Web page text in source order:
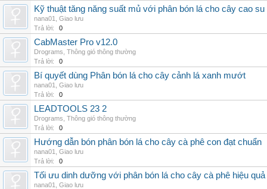
Kỹ thuật tăng năng suất mủ với phân bón lá cho cây cao su
nana01
Giao lưu
Trả lời:
0
CabMaster Pro v12.0
Drograms Thông gió thông thường
Trả lời:
0
Bí quyết dùng Phân bón lá cho cây cảnh lá xanh mướt
nana01
Giao lưu
Trả lời:
0
LEADTOOLS 23 2
Drograms Thông gió thông thường
Trả lời:
0
Hướng dẫn bón phân bón lá cho cây cà phê con đạt chuẩn
nana01
Giao lưu
Trả lời:
0
Tối ưu dinh dưỡng với phân bón lá cho cây cà phê hiệu quả
nana01
Giao lưu